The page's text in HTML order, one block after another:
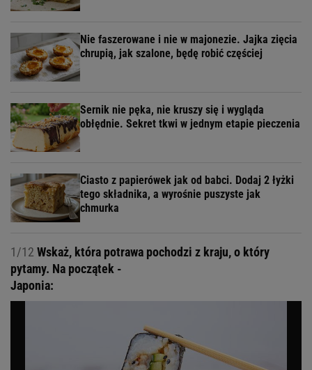
Nie faszerowane i nie w majonezie. Jajka zięcia
chrupią, jak szalone, będę robić częściej
Sernik nie pęka, nie kruszy się i wygląda
obłędnie. Sekret tkwi w jednym etapie pieczenia
Ciasto z papierówek jak od babci. Dodaj 2 łyżki
tego składnika, a wyrośnie puszyste jak
chmurka
1/12 Wskaż, która potrawa pochodzi z kraju, o który
pytamy. Na początek -
Japonia: